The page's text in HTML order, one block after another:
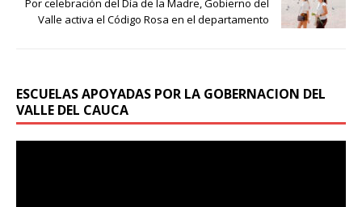
Por celebración del Día de la Madre, Gobierno del
Valle activa el Código Rosa en el departamento
ESCUELAS APOYADAS POR LA GOBERNACION DEL
VALLE DEL CAUCA